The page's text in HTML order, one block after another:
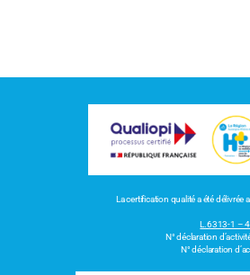
La certification qualité a été délivrée
L.6313-1 –
N° déclaration
N° déclaration